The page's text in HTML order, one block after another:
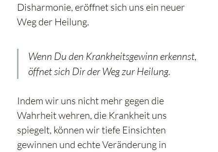
Disharmonie, eröffnet sich uns ein neuer
Weg der Heilung.
Wenn Du den Krankheitsgewinn erkennst,
öffnet sich Dir der Weg zur Heilung.
Indem wir uns nicht mehr gegen die
Wahrheit wehren, die Krankheituns
spiegelt, können wir tiefe Einsichten
gewinnen und echte Veränderung in